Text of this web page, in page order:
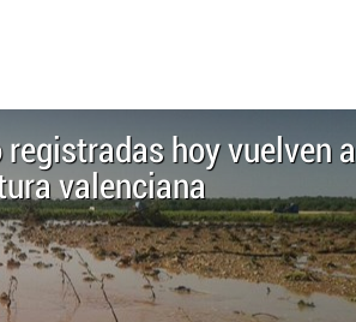
hoy vuelven a
valenciana